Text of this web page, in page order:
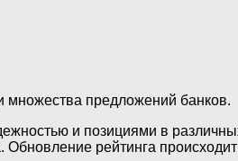
множества предложений банков.
и позициями в
рейтинга